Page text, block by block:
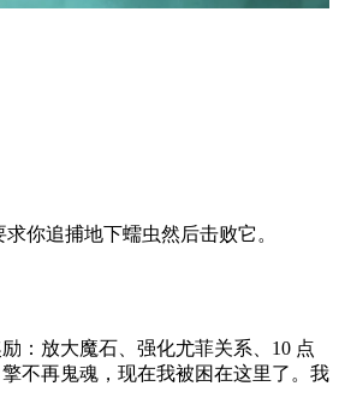
求你追捕地下蠕虫然后击败它。
： 放大魔石、强化尤菲关系、10 点
不再鬼魂，现在我被困在这里了。 我